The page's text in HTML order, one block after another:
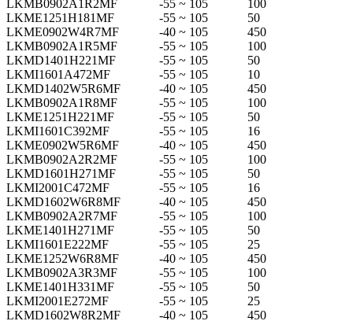
LKMB0902A1R2MF
-55 ~ 105
100
LKME1251H181MF
-55 ~ 105
50
LKME0902W4R7MF
-40 ~ 105
450
LKMB0902A1R5MF
-55 ~ 105
100
LKMD1401H221MF
-55 ~ 105
50
LKMI1601A472MF
-55 ~ 105
10
LKMD1402W5R6MF
-40 ~ 105
450
LKMB0902A1R8MF
-55 ~ 105
100
LKME1251H221MF
-55 ~ 105
50
LKMI1601C392MF
-55 ~ 105
16
LKME0902W5R6MF
-40 ~ 105
450
LKMB0902A2R2MF
-55 ~ 105
100
LKMD1601H271MF
-55 ~ 105
50
LKMI2001C472MF
-55 ~ 105
16
LKMD1602W6R8MF
-40 ~ 105
450
LKMB0902A2R7MF
-55 ~ 105
100
LKME1401H271MF
-55 ~ 105
50
LKMI1601E222MF
-55 ~ 105
25
LKME1252W6R8MF
-40 ~ 105
450
LKMB0902A3R3MF
-55 ~ 105
100
LKME1401H331MF
-55 ~ 105
50
LKMI2001E272MF
-55 ~ 105
25
LKMD1602W8R2MF
-40 ~ 105
450